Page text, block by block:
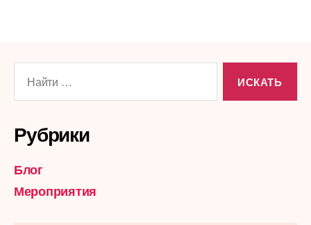
Рубрики
Блог
Мероприятия